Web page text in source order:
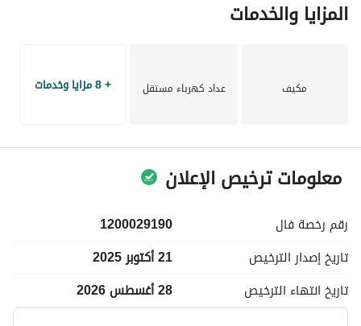
المزايا والخدمات
مكيف عداد كهرباء مستقل + 8 مزايا وخدمات
معلومات ترخيص الإعلان
رقم رخصة فال
1200029190
تاريخ إصدار الترخيص
21 أكتوبر 2025
تاريخ انتهاء الترخيص 28 أغسطس 2026